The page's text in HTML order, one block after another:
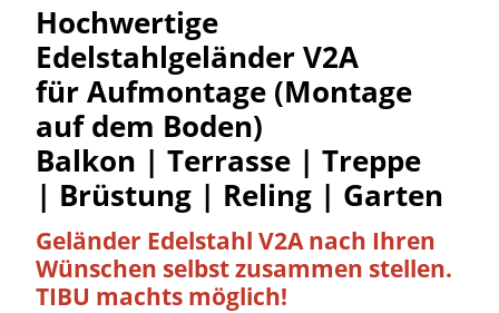
Hochwertige
Edelstahlgeländer V2A
für Aufmontage (Montage
auf dem Boden)
Balkon | Terrasse | Treppe
| Brüstung | Reling | Garten
Geländer Edelstahl V2A nach Ihren
Wünschen selbstzusammen stellen.
TIBU machts möglich!